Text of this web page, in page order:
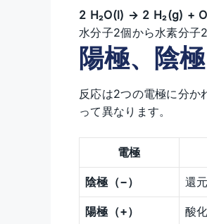
2 H₂O(l) → 2 H₂(g) +
水分子2個から水素分子
陽極、陰
反応は2つの電極に分か
って異なります。
電極
陰極（−） 還
陽極（+） 酸